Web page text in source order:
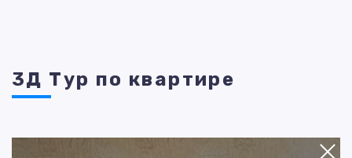
3Д Тур по квартире